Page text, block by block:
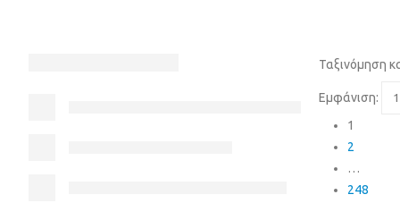
Ταξινόμηση
Εμφάνιση:
1
2
…
248